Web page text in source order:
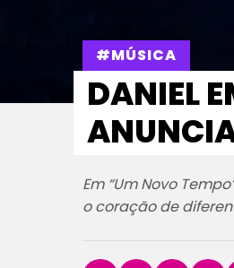
#MÚSICA
DANIEL
Em “Um Novo
o coração de